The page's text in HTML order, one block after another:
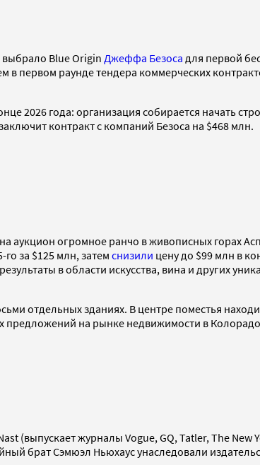
выбрало Blue Origin Джеффа Безоса для первой
первом раунде тендера коммерческих
2026 года: организация собирается начать
контракт с компаний Безоса на $468 млн.
на аукцион огромное ранчо в живописных горах
за $125 млн, затем снизили цену до $99 млн в
в области искусства, вина и других
отдельных зданиях. В центре поместья
предложений на рынке недвижимости в
(выпускает журналы Vogue, GQ, Tatler, The New
брат Сэмюэл Ньюхаус унаследовали